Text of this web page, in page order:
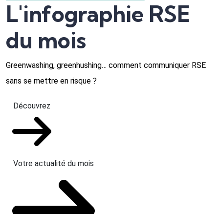
L'infographie RSE
du mois
Greenwashing, greenhushing… comment communiquer RSE
sans se mettre en risque ?
Découvrez
Votre actualité du mois